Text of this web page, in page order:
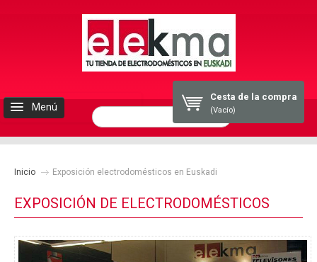
Cesta de la compra
(Vacío)
Menú
INICIO
ELEKMA
ELECTRODOMESTICOS
BLOG
Inicio Exposición electrodomésticos en Euskadi
EXPOSICIÓN DE ELECTRODOMÉSTICOS